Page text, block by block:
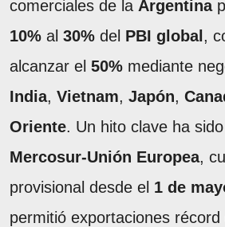
comerciales de la Argentina
10% al 30% del PBI global ,
alcanzar el 50% mediante
India, Vietnam, Japón,
Oriente. Un hito clave ha
Mercosur-Unión Europea,
provisional desde el 1 de
permitió exportaciones